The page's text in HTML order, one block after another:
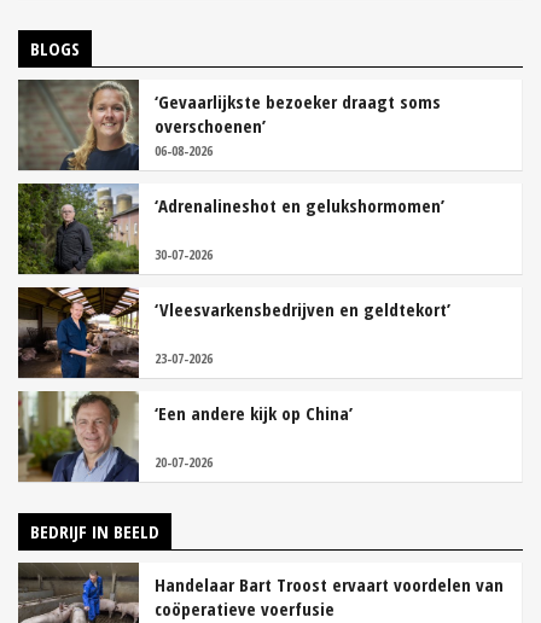
BLOGS
‘Gevaarlijkste bezoeker draagt soms
overschoenen’
06-08-2026
‘Adrenalineshot en gelukshormomen’
30-07-2026
‘Vleesvarkensbedrijven en geldtekort’
23-07-2026
‘Een andere kijk op China’
20-07-2026
BEDRIJF IN BEELD
Handelaar Bart Troost ervaart voordelen van
coöperatieve voerfusie